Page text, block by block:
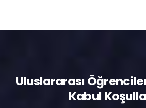
Uluslararası
Kabul